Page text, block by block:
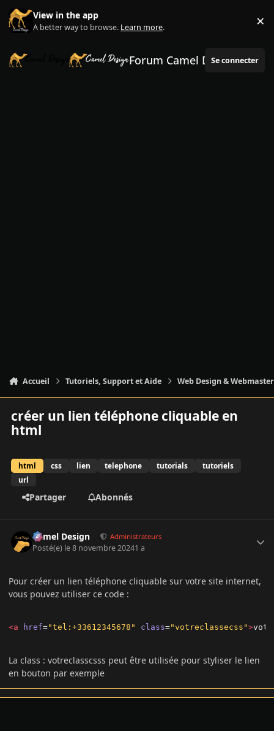
Aller au contenu
View in the app
A better way to browse. Learn more. ×
Forum Camel Design
Se connecter
Accueil Tutoriels, Support et Aide Web Design & Webmaster
créer un lien téléphone cliquable en
html
html css lien telephone tutorials
tutoriels
url
Partager Abonnés
Camel Design Administrateurs
Posté(e) le 8 novembre 20241 a
Pour créer un lien téléphone cliquable sur votre site internet,
vous pouvez utiliser ce code :
<a href="tel:+33612345678" class="votreclassecss">
La class : votreclasscsss peut être utilisée pour styliser le lien
en bouton par exemple